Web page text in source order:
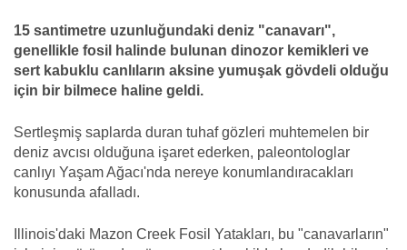
15 santimetre uzunluğundaki deniz "canavarı",
genellikle fosil halinde bulunan dinozor kemikleri ve
sert kabuklu canlıların aksine yumuşak gövdeli olduğu
için bir bilmece haline geldi.
Sertleşmiş saplarda duran tuhaf gözleri muhtemelen bir
deniz avcısı olduğuna işaret ederken, paleontologlar
canlıyı Yaşam Ağacı'nda nereye konumlandıracakları
konusunda afalladı.
Illinois'daki Mazon Creek Fosil Yatakları, bu "canavarların"